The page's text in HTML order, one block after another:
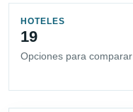
HOTELES
19
Opciones para comparar